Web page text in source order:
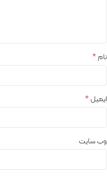
نام*
ایمیل*
وب‌ سایت